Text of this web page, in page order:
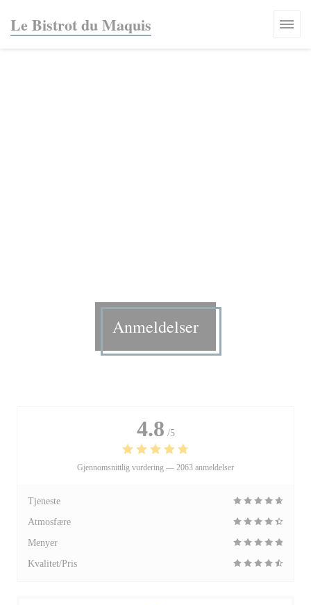
Le Bistrot du Maquis
Anmeldelser
4.8 /5
Gjennomsnittlig vurdering — 2063 anmeldelser
Tjeneste
Atmosfære
Menyer
Kvalitet/Pris